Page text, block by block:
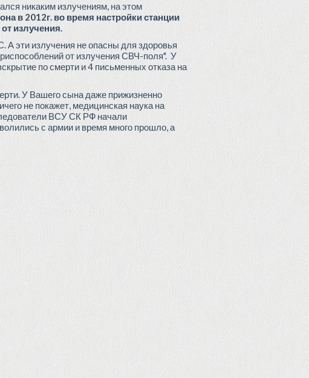
никаким излучениям, на этом
в 2012г. во время настройки станции
излучения.
излучения не опасны для здоровья
от излучения СВЧ-поля". У
по смерти и 4 письменных отказа на
У Вашего сына даже прижизненно
не покажет, медицинская наука на
ВСУ СК РФ начали
с армии и время много прошло, а